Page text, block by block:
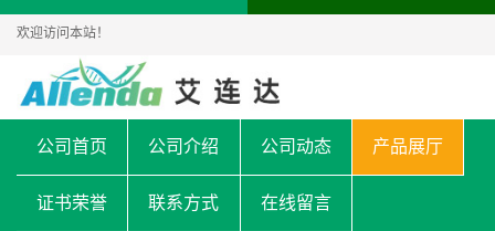
欢迎访问本站！
公司首页 公司介绍 公司动态 产品展厅
证书荣誉 联系方式 在线留言